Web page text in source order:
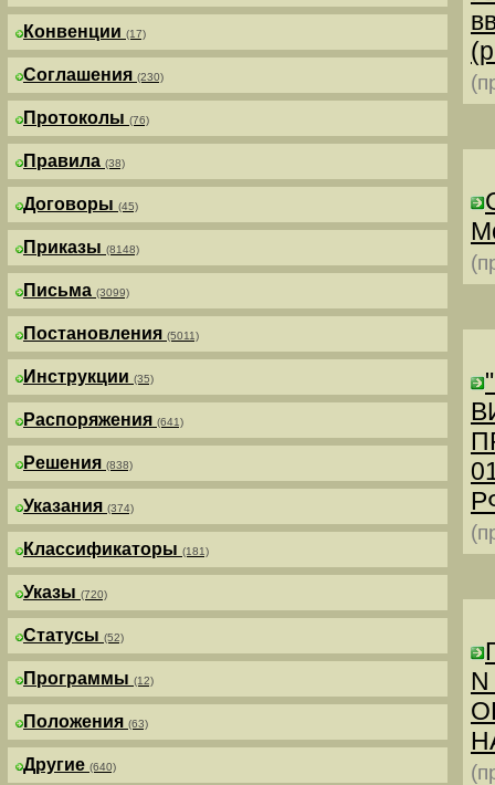
Конвенции (17)
Соглашения (230)
Протоколы (76)
Правила (38)
Договоры (45)
Приказы (8148)
Письма (3099)
Постановления (5011)
Инструкции (35)
Распоряжения (641)
Решения (838)
Указания (374)
Классификаторы (181)
Указы (720)
Статусы (52)
Программы (12)
Положения (63)
Другие (640)